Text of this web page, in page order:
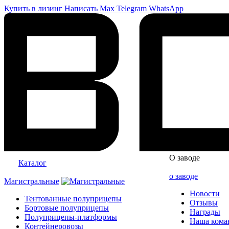
Купить в лизинг Написать Max Telegram WhatsApp
Каталог
Магистральные
Тентованные полуприцепы
Бортовые полуприцепы
Полуприцепы-платформы
Контейнеровозы
О заводе
о заводе
Новости
Отзывы
Награды
Наша